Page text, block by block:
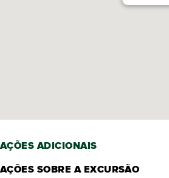
ADICIONAIS
SOBRE A EXCURSÃO